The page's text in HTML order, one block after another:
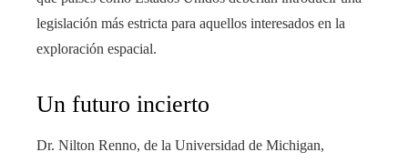
legislación más estricta para aquellos interesados ​​en la
exploración espacial.
Un futuro incierto
Dr. Nilton Renno, de la Universidad de Michigan,